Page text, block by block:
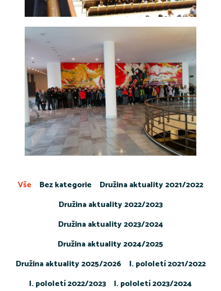
Bez kategorie
Družina aktuality 2021/2022
Družina aktuality 2022/2023
Družina aktuality 2023/2024
Družina aktuality 2024/2025
Družina aktuality 2025/2026
I. pololetí 2021/2022
I. pololetí 2022/2023
I. pololetí 2023/2024
Vše